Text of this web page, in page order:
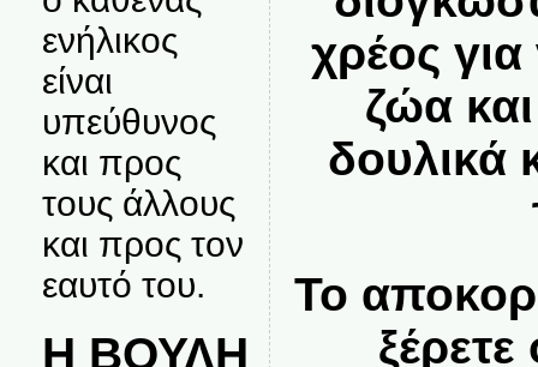
ενήλικος
είναι
υπεύθυνος
και προς
τους άλλους
και προς τον
εαυτό του.
Η ΒΟΥΛΗ
χρέος
ζώα
δουλικά
Το
ξέρετε